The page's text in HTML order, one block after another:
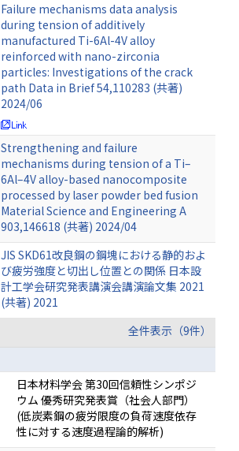
Failure mechanisms data analysis
during tension of additively
manufactured Ti-6Al-4V alloy
reinforced with nano-zirconia
particles: Investigations of the crack
path Data in Brief 54,110283 (共著)
2024/06
Strengthening and failure
mechanisms during tension of a Ti–
6Al–4V alloy-based nanocomposite
processed by laser powder bed fusion
Material Science and Engineering A
903,146618 (共著) 2024/04
JIS SKD61改良鋼の鋼塊における静的およ
び疲労強度と切出し位置との関係 日本設
計工学会研究発表講演会講演論文集 2021
(共著) 2021
全件表示（9件）
日本材料学会 第30回信頼性シンポジ
ウム 優秀研究発表賞（社会人部門）
(低炭素鋼の疲労限度の負荷速度依存
性に対する速度過程論的解析)